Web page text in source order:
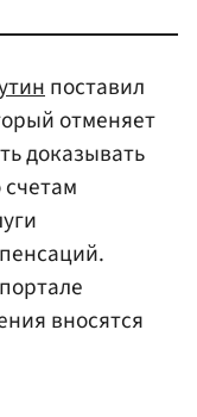
поставил
отменяет
доказывать
вносятся